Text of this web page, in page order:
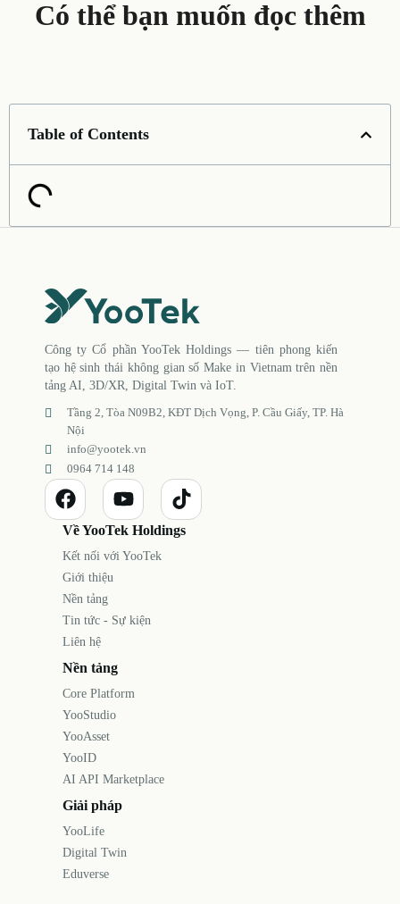
Có thể bạn muốn đọc thêm
Table of Contents
Công ty Cổ phần YooTek Holdings — tiên phong kiến
tạo hệ sinh thái không gian số Make in Vietnam trên nền
tảng AI, 3D/XR, Digital Twin và IoT.
Tầng 2, Tòa N09B2, KĐT Dịch Vọng, P. Cầu Giấy, TP. Hà
Nội
info@yootek.vn
0964 714 148
Về YooTek Holdings
Kết nối với YooTek
Giới thiệu
Nền tảng
Tin tức - Sự kiện
Liên hệ
Nền tảng
Core Platform
YooStudio
YooAsset
YooID
AI API Marketplace
Giải pháp
YooLife
Digital Twin
Eduverse